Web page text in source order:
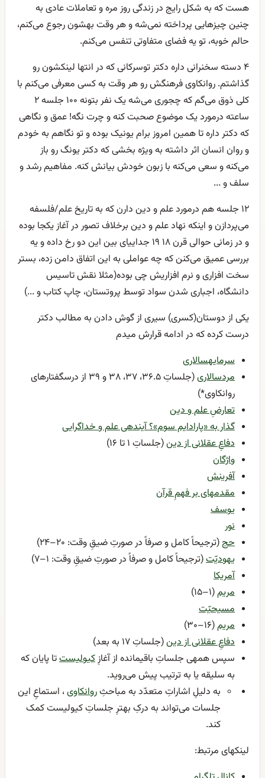
هست که به شکل رایج در زندگی روز مره و تعاملات عادی به
چنین چیزهایی پرداخته نمی‌شه و هر وقت بهشون رجوع می‌کنم،
حالم خوبه، تو یه فضای متفاوتی تنفس می‌کنم.
۴ دسته سخنرانی داره دکتر توسرکانی که در انتها لینکشون رو
گذاشتم. روانکاوی فرهنگش رو هر وقت به کسی معرفی می‌کنم با
کلی ذوق می‌گم که چجوری می‌شه یک نفر بتونه ۱۰۰ جلسه ۲
ساعته درمورد یک موضوع صحبت کنه و چرت نگه! عمق و نگاهی
که دکتر داره تا همین امروز برام یونیک بوده و تو نگاهم به خودم
و روان انسان اثر داشته به ویژه بخشی که دکتر یونگ رو باز
می‌کنه و سعی می‌کنه با زبون خودش بیانش کنه. مفاهیم رشد و
سلف و ...
۱۲ جلسه هم درمورد علم و دین دارن که به تاریخ علم/فلسفه
می‌پردازن و اینکه نهاد علم و دین برخلاف تصور در آغاز یکجا بوده
و در زمانی حوالی قرن ۱۸ ۱۹ جداییای بین این دو رخ داده و یه
بررسی عمیق می‌کنن که چه عواملی به این اتفاق دامن زده، بستر
سخت افزاری و نرم افزاریش چی بوده(مثلا نقش تاسیس
دانشگاه، اجباری شدن سواد توسط پروتستان، چاپ کتاب و ...)
یکی از دوستان(کسری) سیری از گوش دادن به مطالب دکتر
درست کرده که در ادامه قرارش میدم
سرمایهسالاری
مردسالاری
(جلساتِ ۳۶.۵، ۳۷، ۳۸ و ۳۹ از درسگفتارهای
روانکاوی*)
تعارضِ علم و دین
گذار به «پارادایم سوم»؟ آیندهی علم و خداگرایی
دفاعِ عقلانی از دین(جلساتِ ۱ تا ۱۶)
واژگان
آفرینش
مقدمهای بر فهمِ قرآن
یوسف
نور
حج(ترجیحاً کامل و صرفاً در صورتِ ضیقِ وقت: ۲۰–۲۴)
یهودیّت(ترجیحاً کامل و صرفاً در صورتِ ضیقِ وقت: ۱–۷)
آمریکا
مریم(۱–۱۵)
مسیحیّت
مریم(۱۶–۳۰)
دفاعِ عقلانی از دین(جلساتِ ۱۷ به بعد)
سپس همهی جلساتِ باقیمانده از آغازِکیولیستتا پایان که
به سلیقه یا به ترتیب پیش می‌روید.
به دلیلِ اشاراتِ متعدّد به مباحثِروانکاوی، استماعِ این
جلسات می‌تواند به درکِ بهترِ جلساتِ کیولیست کمک
کند.
لینکهای مرتبط: